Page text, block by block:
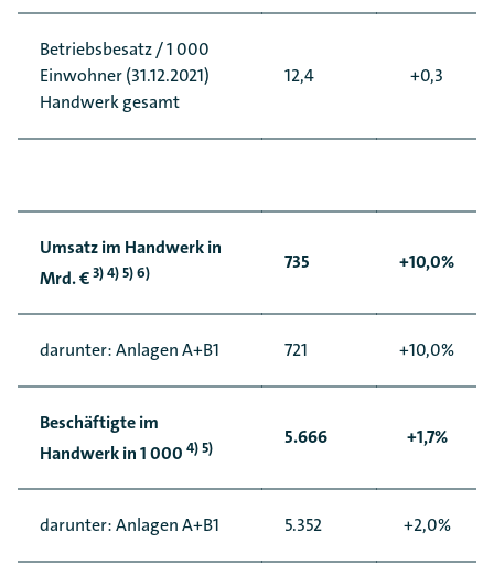
Betriebsbesatz / 1 000
Einwohner (31.12.2021)
Handwerk gesamt
12,4 +0,3
Umsatz im Handwerk in
Mrd. €3) 4) 5) 6) 735 +10,0%
darunter: Anlagen A+B1 721 +10,0%
Beschäftigte im
Handwerk in 1 000 4) 5) 5.666 +1,7%
darunter: Anlagen A+B1 5.352 +2,0%